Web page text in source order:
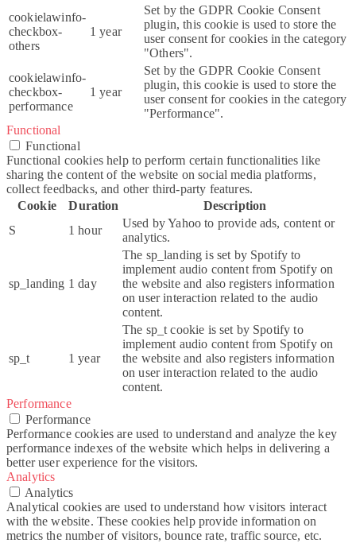
cookielawinfo-
checkbox-
others
1 year
Set by the GDPR Cookie Consent
plugin, this cookie is used to store the
user consent for cookies in the category
"Others".
cookielawinfo-
checkbox-
performance
1 year
Set by the GDPR Cookie Consent
plugin, this cookie is used to store the
user consent for cookies in the category
"Performance".
Functional
Functional
Functional cookies help to perform certain functionalities like
sharing the content of the website on social media platforms,
collect feedbacks, and other third-party features.
Cookie
Duration
Description
S
1 hour
Used by Yahoo to provide ads, content or
analytics.
sp_landing 1 day
The sp_landing is set by Spotify to
implement audio content from Spotify on
the website and also registers information
on user interaction related to the audio
content.
sp_t 1 year
The sp_t cookie is set by Spotify to
implement audio content from Spotify on
the website and also registers information
on user interaction related to the audio
content.
Performance
Performance
Performance cookies are used to understand and analyze the key
performance indexes of the website which helps in delivering a
better user experience for the visitors.
Analytics
Analytics
Analytical cookies are used to understand how visitors interact
with the website. These cookies help provide information on
metrics the number of visitors, bounce rate, traffic source, etc.